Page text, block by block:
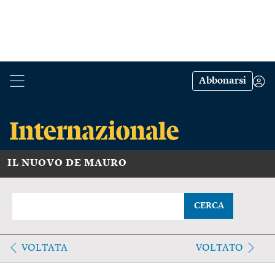
Abbonarsi
IL NUOVO DE MAURO
CERCA
VOLTATA VOLTATO